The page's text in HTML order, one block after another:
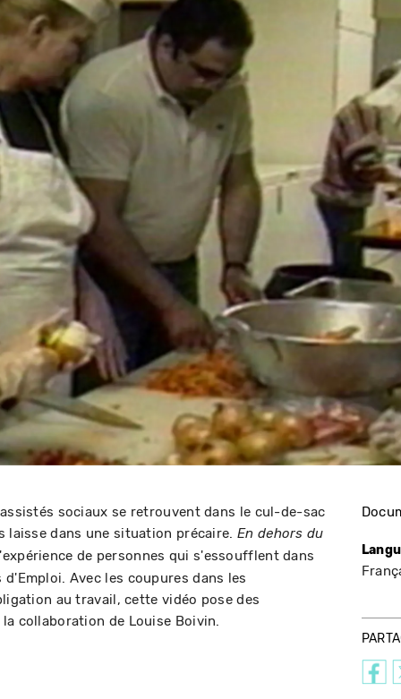
sociaux se retrouvent dans le cul-de-sac
laisse dans une situation précaire. En dehors du
de personnes qui s'essoufflent dans
Avec les coupures dans les
au travail, cette vidéo pose des
collaboration de Louise Boivin.